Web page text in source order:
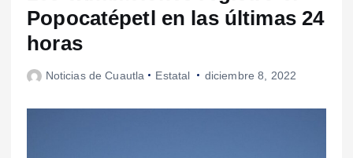
Popocatépetl en las últimas 24
horas
Noticias de Cuautla Estatal diciembre 8, 2022